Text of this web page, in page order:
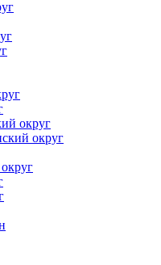
округ
округ